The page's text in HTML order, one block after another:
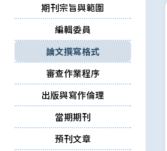
期刊宗旨與範圍
編輯委員
論文撰寫格式
審查作業程序
出版與寫作倫理
當期期刊
預刊文章